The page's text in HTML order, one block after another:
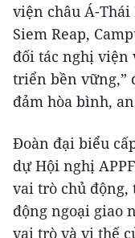
viện châu Á-
Siem Reap,
đối tác nghị viện
triển bền vững,”
đảm hòa bình,
Đoàn đại biểu
dự Hội nghị
vai trò chủ động,
động ngoại giao
vai trò và vị thế